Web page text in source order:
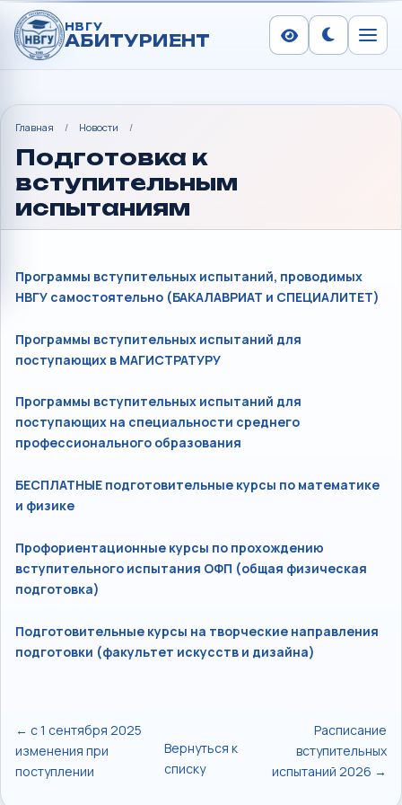
НВГУ
АБИТУРИЕНТ СменитьМеню
Главная / Новости /
Подготовка к
вступительным
испытаниям
Программы вступительных испытаний, проводимых
НВГУ самостоятельно (БАКАЛАВРИАТ и СПЕЦИАЛИТЕТ)
Программы вступительных испытаний для
поступающих в МАГИСТРАТУРУ
Программы вступительных испытаний для
поступающих на специальности среднего
профессионального образования
БЕСПЛАТНЫЕ подготовительные курсы по математике
и физике
Профориентационные курсы по прохождению
вступительного испытания ОФП (общая физическая
подготовка)
Подготовительные курсы на творческие направления
подготовки (факультет искусств и дизайна)
← с 1 сентября 2025
изменения при
поступлении
Расписание
вступительных
испытаний 2026 →
Вернуться к
списку